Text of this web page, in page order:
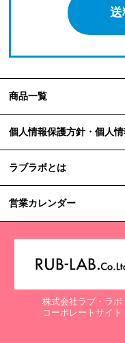
送
商品一覧
個人情報保護方針・個人
ラブラボとは
営業カレンダー
株式会社ラブ・ラボ
コーポレートサイト